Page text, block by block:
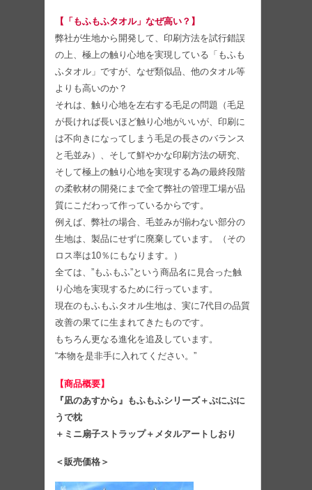
【「もふもふタオル」なぜ高い？】
弊社が生地から開発して、印刷方法を試行錯誤
の上、極上の触り心地を実現している「もふも
ふタオル」ですが、なぜ類似品、他のタオル等
よりも高いのか？
それは、触り心地を左右する毛足の問題（毛足
が長ければ長いほど触り心地がいいが、印刷に
は不向きになってしまう毛足の長さのバランス
と毛並み）、そして鮮やかな印刷方法の研究、
そして極上の触り心地を実現する為の最終段階
の柔軟材の開発にまで全て弊社の管理工場が品
質にこだわって作っているからです。
例えば、弊社の場合、毛並みが揃わない部分の
生地は、製品にせずに廃棄しています。（その
ロス率は10％にもなります。）
全ては、”もふもふ”という商品名に見合った触
り心地を実現するために行っています。
現在のもふもふタオル生地は、実に7代目の品質
改善の果てに生まれてきたものです。
もちろん更なる進化を追及しています。
“本物を是非手に入れてください。”
【商品概要】
『凪のあすから』もふもふシリーズ＋ぷにぷに
うで枕
＋ミニ扇子ストラップ＋メタルアートしおり
＜販売価格＞